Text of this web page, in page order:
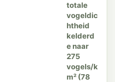
totale
vogeldic
htheid
kelderd
e naar
275
vogels/k
m² (78